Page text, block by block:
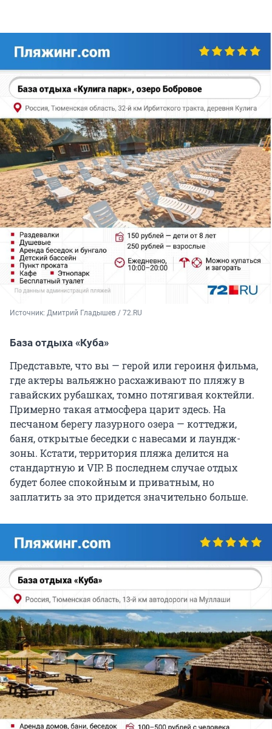
Источник: Дмитрий Гладышев / 72.RU
База отдыха «Куба»
Представьте, что вы — герой или героиня фильма,
где актеры вальяжно расхаживают по пляжу в
гавайских рубашках, томно потягивая коктейли.
Примерно такая атмосфера царит здесь. На
песчаном берегу лазурного озера — коттеджи,
баня, открытые беседки с навесами и лаундж-
зоны. Кстати, территория пляжа делится на
стандартную и VIP. В последнем случае отдых
будет более спокойным и приватным, но
заплатить за это придется значительно больше.